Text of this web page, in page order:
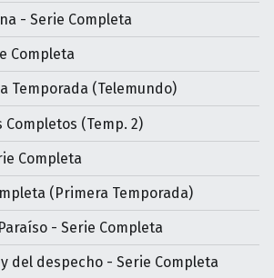
- Serie Completa
Completa
Temporada (Telemundo)
Completos (Temp. 2)
Completa
(Primera Temporada)
- Serie Completa
del despecho - Serie Completa